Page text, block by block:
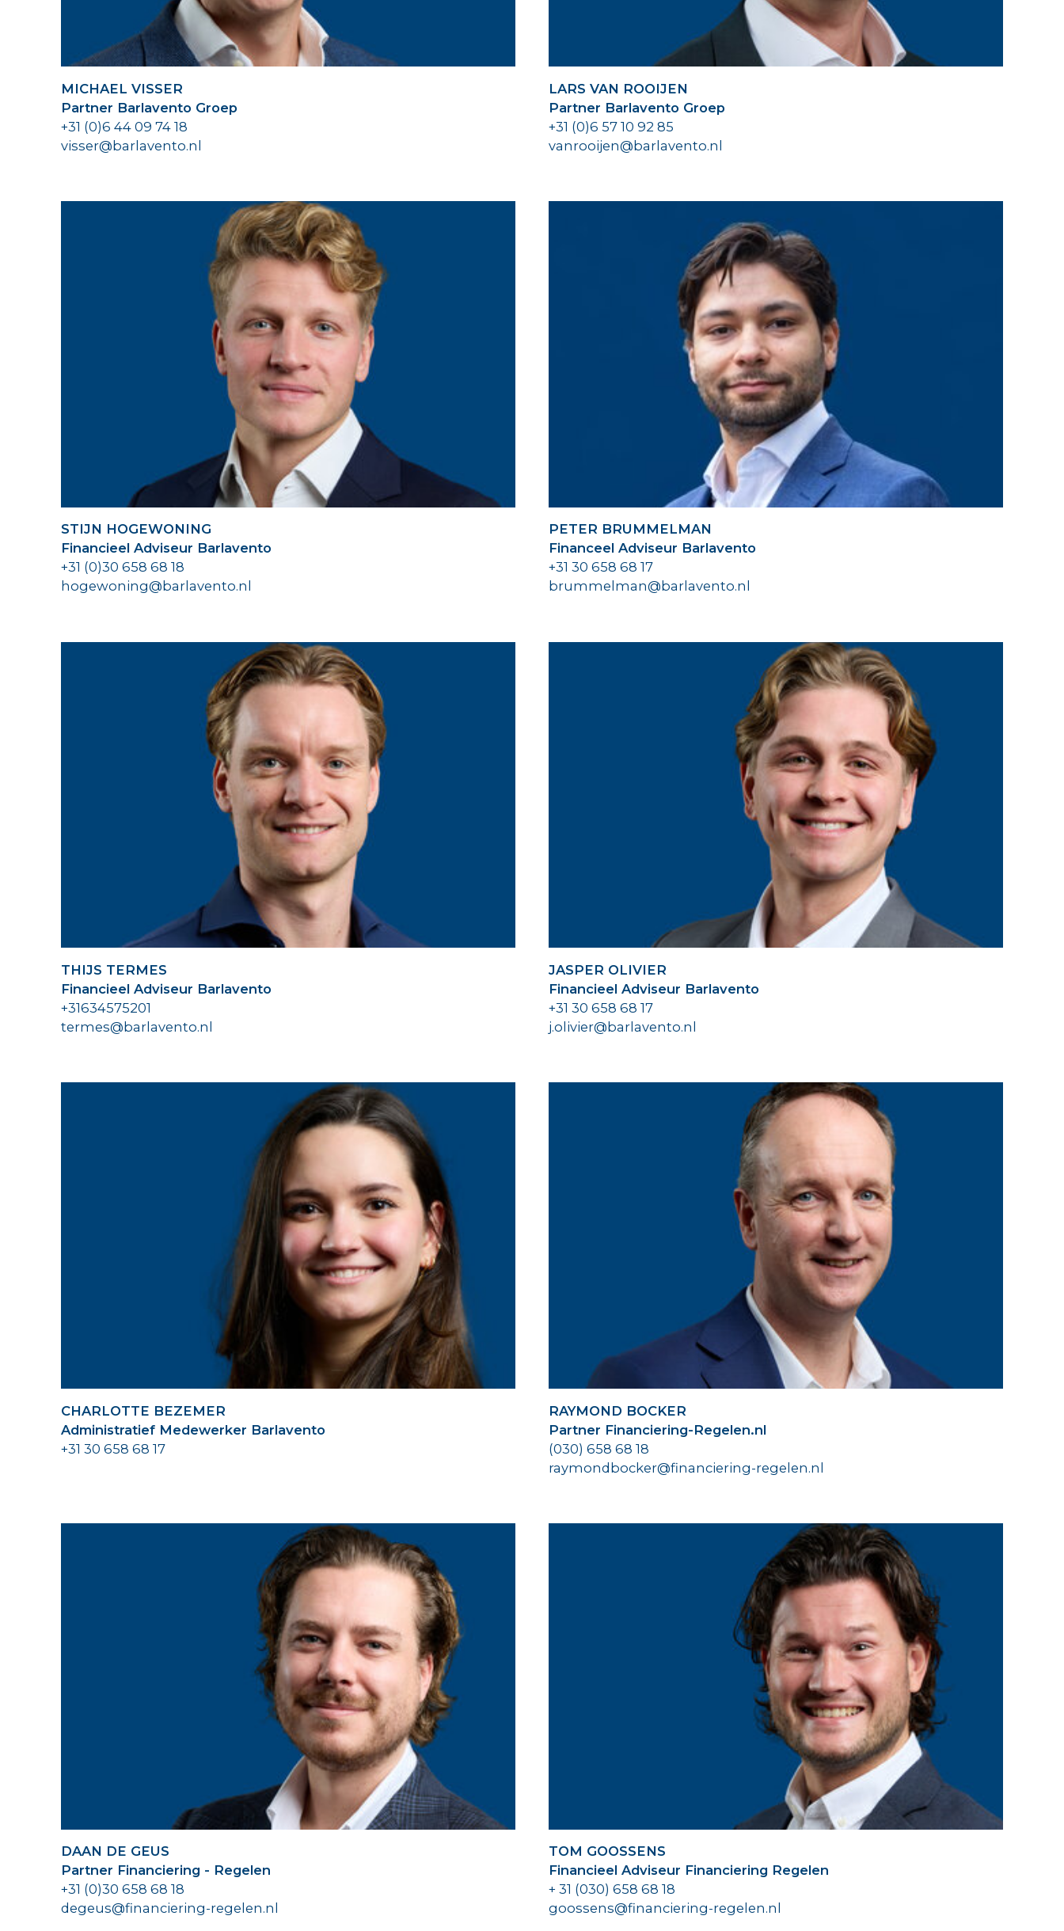
MICHAEL VISSER
Partner Barlavento Groep
+31 (0)6 44 09 74 18
visser@barlavento.nl
LARS VAN ROOIJEN
Partner Barlavento Groep
+31 (0)6 57 10 92 85
vanrooijen@barlavento.nl
STIJN HOGEWONING
Financieel Adviseur Barlavento
+31 (0)30 658 68 18
hogewoning@barlavento.nl
PETER BRUMMELMAN
Financeel Adviseur Barlavento
+31 30 658 68 17
brummelman@barlavento.nl
THIJS TERMES
Financieel Adviseur Barlavento
+31634575201
termes@barlavento.nl
JASPER OLIVIER
Financieel Adviseur Barlavento
+31 30 658 68 17
j.olivier@barlavento.nl
CHARLOTTE BEZEMER
Administratief Medewerker Barlavento
+31 30 658 68 17
RAYMOND BOCKER
Partner Financiering-Regelen.nl
(030) 658 68 18
raymondbocker@financiering-regelen.nl
DAAN DE GEUS
Partner Financiering - Regelen
+31 (0)30 658 68 18
degeus@financiering-regelen.nl
TOM GOOSSENS
Financieel Adviseur Financiering Regelen
+ 31 (030) 658 68 18
goossens@financiering-regelen.nl